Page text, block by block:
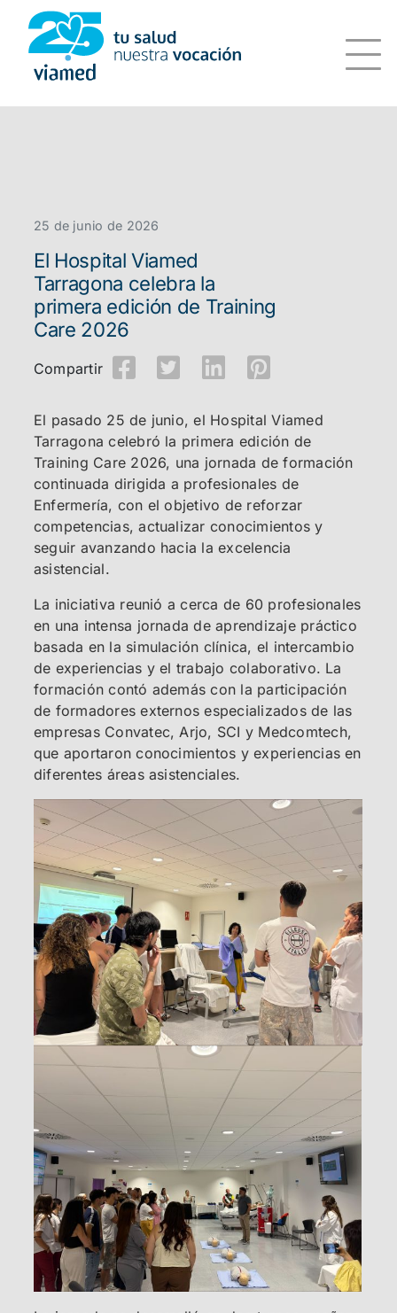
Saltar
contenido
25 de junio de 2026
El Hospital Viamed
Tarragona celebra la
primera edición de Training
Care 2026
Compartir
El pasado 25 de junio, el Hospital Viamed
Tarragona celebró la primera edición de
Training Care 2026, una jornada de formación
continuada dirigida a profesionales de
Enfermería, con el objetivo de reforzar
competencias, actualizar conocimientos y
seguir avanzando hacia la excelencia
asistencial.
La iniciativa reunió a cerca de 60 profesionales
en una intensa jornada de aprendizaje práctico
basada en la simulación clínica, el intercambio
de experiencias y el trabajo colaborativo. La
formación contó además con la participación
de formadores externos especializados de las
empresas Convatec, Arjo, SCI y Medcomtech,
que aportaron conocimientos y experiencias en
diferentes áreas asistenciales.